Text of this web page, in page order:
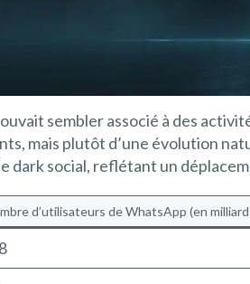
sembler associé à des
mais plutôt d’une évolution
dark social, reflétant un
d’utilisateurs de WhatsApp (en